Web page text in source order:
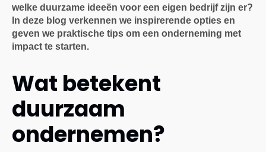
welke duurzame ideeën voor een eigen bedrijf zijn er?
In deze blog verkennen we inspirerende opties en
geven we praktische tips om een onderneming met
impact te starten.
Wat betekent
duurzaam
ondernemen?